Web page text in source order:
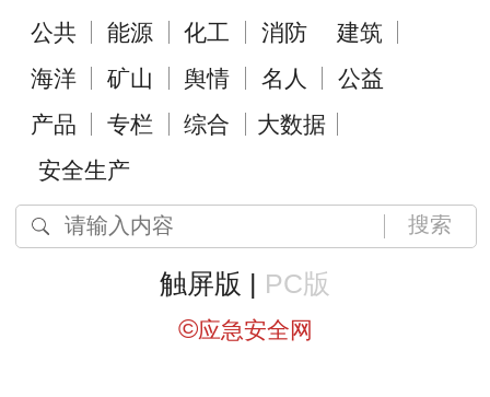
公共
能源 化工 消防
建筑
海洋
矿山 舆情 名人
公益
产品
专栏 综合
大数据
安全生产
搜索
触屏版 | PC版
©应急安全网